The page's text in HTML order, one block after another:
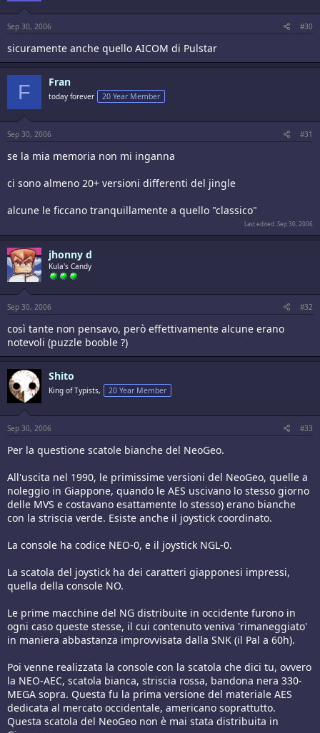
Sep 30, 2006 #30
sicuramente anche quello AICOM di Pulstar
F Fran
today forever 20 Year Member
Sep 30, 2006 #31
se la mia memoria non mi inganna
ci sono almeno 20+ versioni differenti del jingle
alcune le ficcano tranquillamente a quello "classico"
Last edited:Sep 30, 2006
jhonny d
Kula's Candy
Sep 30, 2006 #32
così tante non pensavo, però effettivamente alcune erano
notevoli (puzzle booble ?)
Shito
King of Typists, 20 Year Member
Sep 30, 2006 #33
Per la questione scatole bianche del NeoGeo.
All'uscita nel 1990, le primissime versioni del NeoGeo, quelle a
noleggio in Giappone, quando le AES uscivano lo stesso giorno
delle MVS e costavano esattamente lo stesso) erano bianche
con la striscia verde. Esiste anche il joystick coordinato.
La console ha codice NEO-0, e il joystick NGL-0.
La scatola del joystick ha dei caratteri giapponesi impressi,
quella della console NO.
Le prime macchine del NG distribuite in occidente furono in
ogni caso queste stesse, il cui contenuto veniva 'rimaneggiato'
in maniera abbastanza improvvisata dalla SNK (il Pal a 60h).
Poi venne realizzata la console con la scatola che dici tu, ovvero
la NEO-AEC, scatola bianca, striscia rossa, bandona nera 330-
MEGA sopra. Questa fu la prima versione del materiale AES
dedicata al mercato occidentale, americano soprattutto.
Questa scatola del NeoGeo non è mai stata distribuita in